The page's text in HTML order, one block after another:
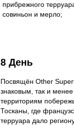
прибрежного
совиньон и мерло;
8 День
Посвящён Other
знаковым, так и
территориям
Тосканы, где
терруара дало